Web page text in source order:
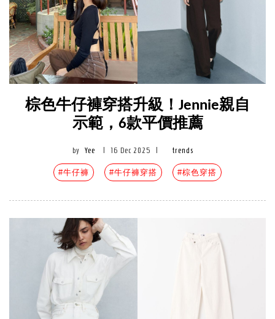
棕色牛仔褲穿搭升級！Jennie親自
示範，6款平價推薦
by Yee 16 Dec 2025 trends
#牛仔褲 #牛仔褲穿搭 #棕色穿搭